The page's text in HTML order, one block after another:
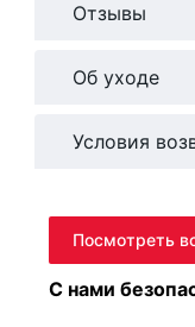
Отзывы
Об уходе
Условия
Посмотреть
С нами